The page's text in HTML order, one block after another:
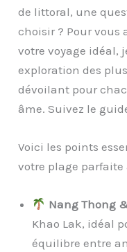
de littoral, une
choisir ? Pour vous
votre voyage idéal,
exploration des
dévoilant pour
âme. Suivez le
Voici les points
votre plage parfaite
Nang Thong
Khao Lak, idéal
équilibre entre